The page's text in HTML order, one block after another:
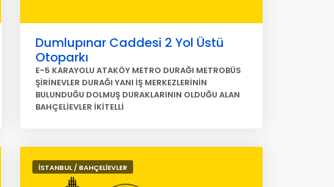
Dumlupınar Caddesi 2 Yol Üstü
Otoparkı
E-5 KARAYOLU ATAKÖY METRO DURAĞI METROBÜS
ŞİRİNEVLER DURAĞI YANI İŞ MERKEZLERİNİN
BULUNDUĞU DOLMUŞ DURAKLARININ OLDUĞU ALAN
BAHÇELİEVLER İKİTELLİ
İSTANBUL / BAHÇELİEVLER